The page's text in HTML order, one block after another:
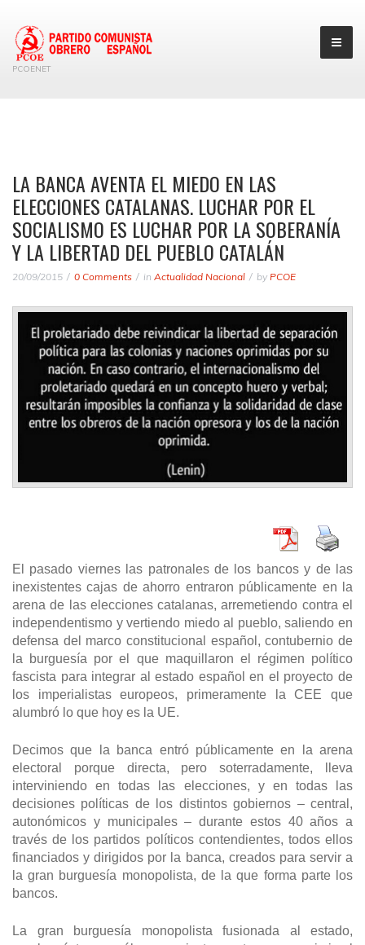
PCOENET
LA BANCA AVENTA EL MIEDO EN LAS
ELECCIONES CATALANAS. LUCHAR POR EL
SOCIALISMO ES LUCHAR POR LA SOBERANÍA
Y LA LIBERTAD DEL PUEBLO CATALÁN
20/09/2015 0 Comments in Actualidad Nacional by PCOE
El pasado viernes las patronales de los bancos y de las
inexistentes cajas de ahorro entraron públicamente en la
arena de las elecciones catalanas, arremetiendo contra el
independentismo y vertiendo miedo al pueblo, saliendo en
defensa del marco constitucional español, contubernio de
la burguesía por el que maquillaron el régimen político
fascista para integrar al estado español en el proyecto de
los imperialistas europeos, primeramente la CEE que
alumbró lo que hoy es la UE.
Decimos que la banca entró públicamente en la arena
electoral porque directa, pero soterradamente, lleva
interviniendo en todas las elecciones, y en todas las
decisiones políticas de los distintos gobiernos – central,
autonómicos y municipales – durante estos 40 años a
través de los partidos políticos contendientes, todos ellos
financiados y dirigidos por la banca, creados para servir a
la gran burguesía monopolista, de la que forma parte los
bancos.
La gran burguesía monopolista fusionada al estado,